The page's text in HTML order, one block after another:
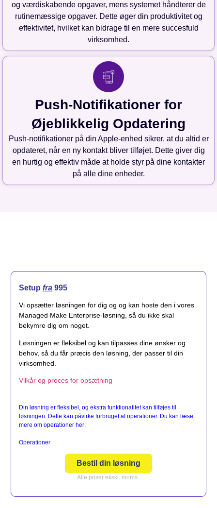
og værdiskabende opgaver, mens systemet håndterer de
rutinemæssige opgaver. Dette øger din produktivitet og
effektivitet, hvilket kan bidrage til en mere succesfuld
virksomhed.
Push-Notifikationer for
Øjeblikkelig Opdatering
Push-notifikationer på din Apple-enhed sikrer, at du altid er
opdateret, når en ny kontakt bliver tilføjet. Dette giver dig
en hurtig og effektiv måde at holde styr på dine kontakter
på alle dine enheder.
Setup fra 995
Vi opsætter løsningen for dig og og kan hoste den i vores
Managed Make Enterprise-løsning, så du ikke skal
bekymre dig om noget.
Løsningen er fleksibel og kan tilpasses dine ønsker og
behov, så du får præcis den løsning, der passer til din
virksomhed.
Vilkår og proces for opsætning
Din løsning er fleksibel, og ekstra funktionalitet kan tilføjes til
løsningen. Dette kan påvirke forbruget af operationer. Du kan læse
mere om operationer her:
Operationer
Bestil din løsning
Alle priser ekskl. moms.